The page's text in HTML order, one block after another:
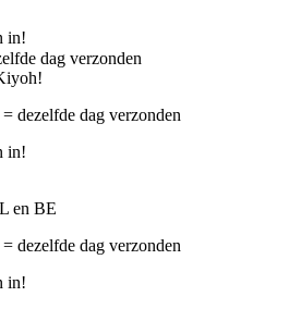
in!
dag verzonden
dezelfde dag verzonden
in!
en BE
dezelfde dag verzonden
in!